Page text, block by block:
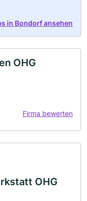
in Bondorf ansehen
OHG
Firma bewerten
OHG